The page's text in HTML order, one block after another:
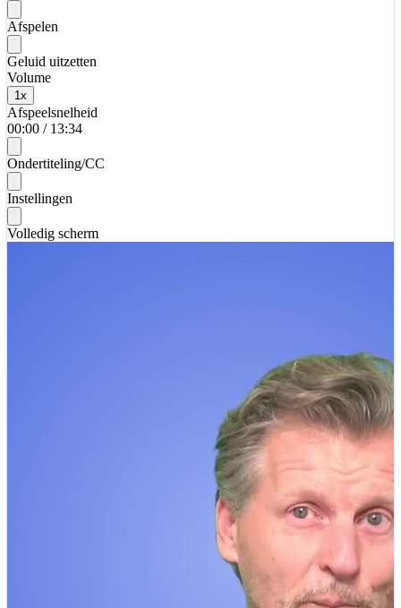
Afspelen
Geluid uitzetten
Volume
1 x
Afspeelsnelheid
00:00 / 13:34
Ondertiteling/CC
Instellingen
Volledig scherm